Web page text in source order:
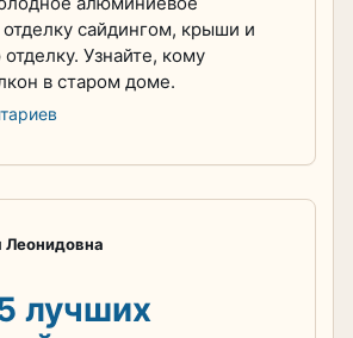
сайдингом, крыши и
Узнайте, кому
в старом доме.
Леонидовна
лучших